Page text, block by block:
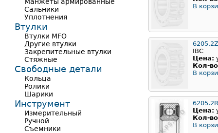
В
IBC
Цена:
Кол-
В
Цена:
Кол-
В
Сальники
Уплотнения
Втулки
Втулки MFO
Другие втулки
Закрепительные втулки
Стяжные
Свободные детали
Кольца
Ролики
Шарики
Инструмент
Измерительный
Ручной
Съемники